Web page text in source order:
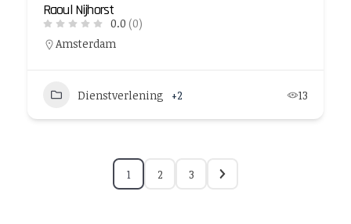
Raoul Nijhorst
0.0 (0)
Amsterdam
Dienstverlening +2 13
1 2 3